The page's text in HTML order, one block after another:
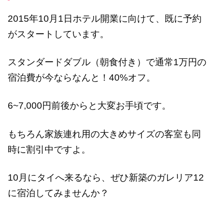
2015年10月1日ホテル開業に向けて、既に予約
がスタートしています。
スタンダードダブル（朝食付き）で通常1万円の
宿泊費が今ならなんと！40%オフ。
6~7,000円前後からと大変お手頃です。
もちろん家族連れ用の大きめサイズの客室も同
時に割引中ですよ。
10月にタイへ来るなら、ぜひ新築のガレリア12
に宿泊してみませんか？